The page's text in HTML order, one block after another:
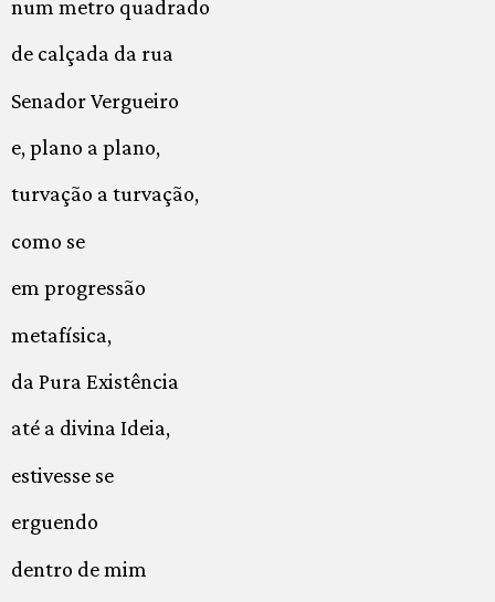
num metro quadrado
de calçada da rua
Senador Vergueiro
e, plano a plano,
turvação a turvação,
como se
em progressão
metafísica,
da Pura Existência
até a divina Ideia,
estivesse se
erguendo
dentro de mim